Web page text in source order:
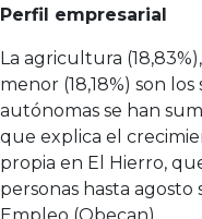
Perfil empresarial
La agricultura
menor (18,18%) son
autónomas se han
que explica el
propia en El Hierro,
personas hasta